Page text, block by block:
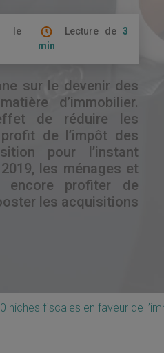
le
Lecture de 3
min
sur le devenir des
d’immobilier.
de réduire les
de l’impôt des
pour l’instant
les ménages et
encore profiter de
les acquisitions
niches fiscales en faveur de